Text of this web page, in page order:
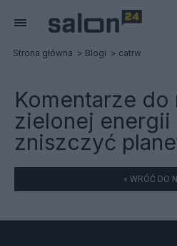
Strona główna Blogi catrw
Komentarze do
zielonej energii
zniszczyć
« WRÓĆ DO